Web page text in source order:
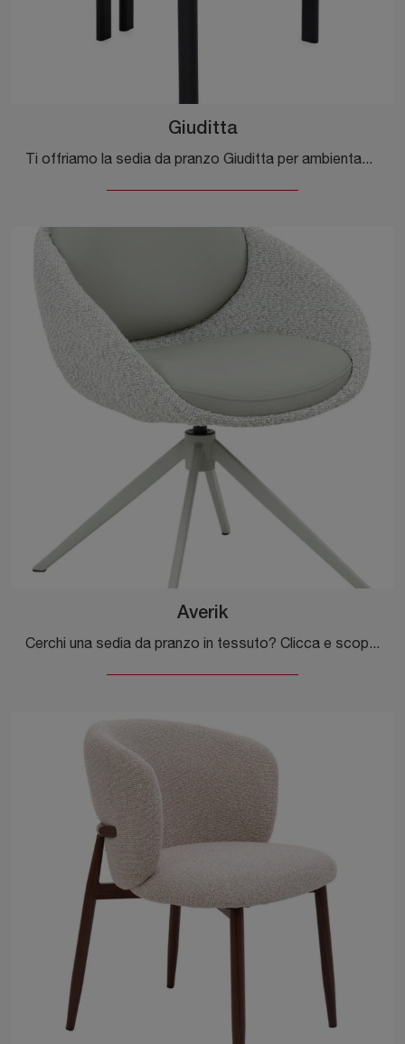
Giuditta
Ti offriamo la sedia da pranzo Giuditta per ambientazioni moderne, tra le più esclusive Sedie fisse di Bizzotto.
Averik
Cerchi una sedia da pranzo in tessuto? Clicca e scopri il modello Averik di Bizzotto per ultimare i tuoi spazi perfettamente.